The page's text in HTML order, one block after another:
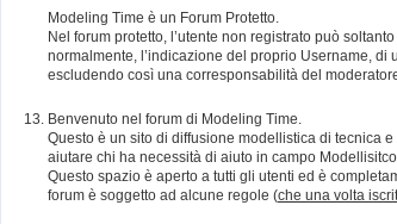
Modeling Time è un Forum Protetto.
Nel forum protetto, l’utente non registrato può
normalmente, l’indicazione del proprio Username,
escludendo così una corresponsabilità del
Benvenuto nel forum di Modeling Time.
Questo è un sito di diffusione modellistica di tecnica
aiutare chi ha necessità di aiuto in campo
Questo spazio è aperto a tutti gli utenti ed è
forum è soggetto ad alcune regole (che una volta